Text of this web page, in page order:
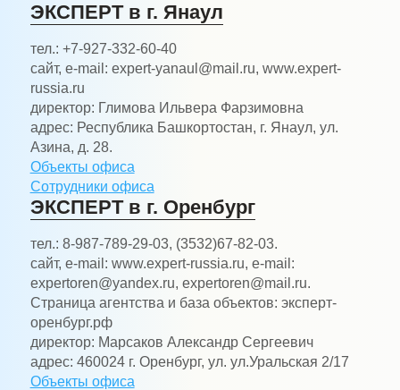
ЭКСПЕРТ в г. Янаул
тел.: +7-927-332-60-40
сайт, e-mail: expert-yanaul@mail.ru, www.expert-
russia.ru
директор: Глимова Ильвера Фарзимовна
адрес: Республика Башкортостан, г. Янаул, ул.
Азина, д. 28.
Объекты офиса
Сотрудники офиса
ЭКСПЕРТ в г. Оренбург
тел.: 8-987-789-29-03, (3532)67-82-03.
сайт, e-mail: www.expert-russia.ru, e-mail:
expertoren@yandex.ru, expertoren@mail.ru.
Страница агентства и база объектов: эксперт-
оренбург.рф
директор: Марсаков Александр Сергеевич
адрес: 460024 г. Оренбург, ул. ул.Уральская 2/17
Объекты офиса